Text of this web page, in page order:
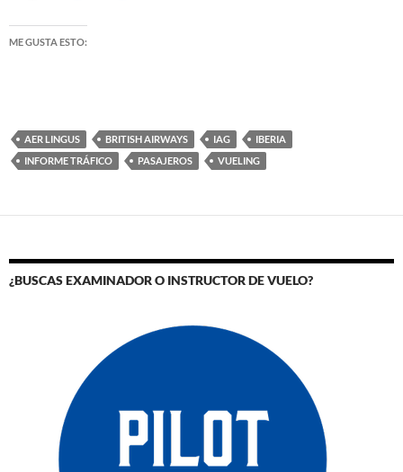
ME GUSTA ESTO:
AER LINGUS BRITISH AIRWAYS IAG
IBERIA
INFORME TRÁFICO
PASAJEROS VUELING
¿BUSCAS EXAMINADOR O INSTRUCTOR DE VUELO?